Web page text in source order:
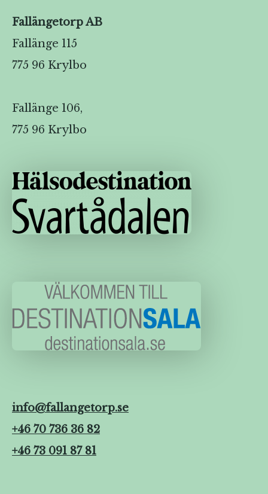
Fallängetorp AB
Fallänge 115
775 96 Krylbo
Fallänge 106,
775 96 Krylbo
info@fallangetorp.se
+46 70 736 36 82
+46 73 091 87 81